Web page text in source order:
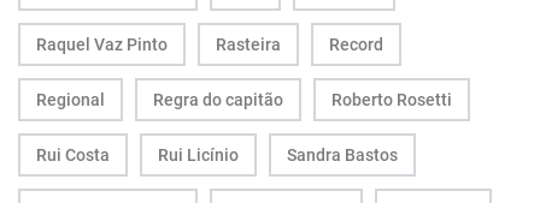
Raquel Vaz Pinto Rasteira Record
Regional Regra do capitão Roberto Rosetti
Rui Costa Rui Licínio Sandra Bastos